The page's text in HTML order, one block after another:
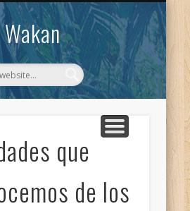
Wakan
WAKAN
CONTACTO
que
de los